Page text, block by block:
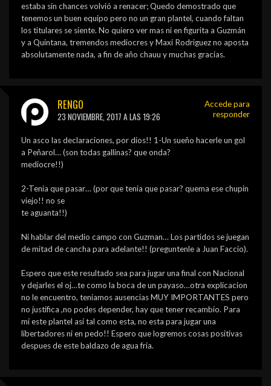
estaba sin chances volvió a renacer; Quedo demostrado que
tenemos un buen equipo pero no un gran plantel, cuando faltan
los titulares se siente. No quiero ver mas ni en figurita a Guzmán
y a Quintana, tremendos mediocres y Maxi Rodriguez no aposta
absolutamente nada, a fin de año chauu y muchas gracias.
RENGO
23 NOVIEMBRE, 2017 A LAS 19:26
Un asco las declaraciones, por dios!! 1-Un sueño hacerle un gol
a Peñarol… (son todas gallinas? que onda?
mediocre!!)
2-Tenia que pasar… (por que tenia que pasar? quema ese chupin
viejo!! no se
te aguanta!!)
Ni hablar del medio campo con Guzman… Los partidos se juegan
de mitad de cancha para adelante!! (preguntenle a Juan Faccio).
Espero que este resultado sea para jugar una final con Nacional
y dejarles el oj…te como la boca de un payaso…otra explicacion
no le encuentro, teniamos ausencias MUY IMPORTANTES pero
no justifica ,no podes depender, hay que tener recambio. Para
mi este plantel asi tal como esta, no esta para jugar una
libertadores ni en pedo!! Espero que logremos cosas positivas
despues de este baldazo de agua fria.
Accede para
responder